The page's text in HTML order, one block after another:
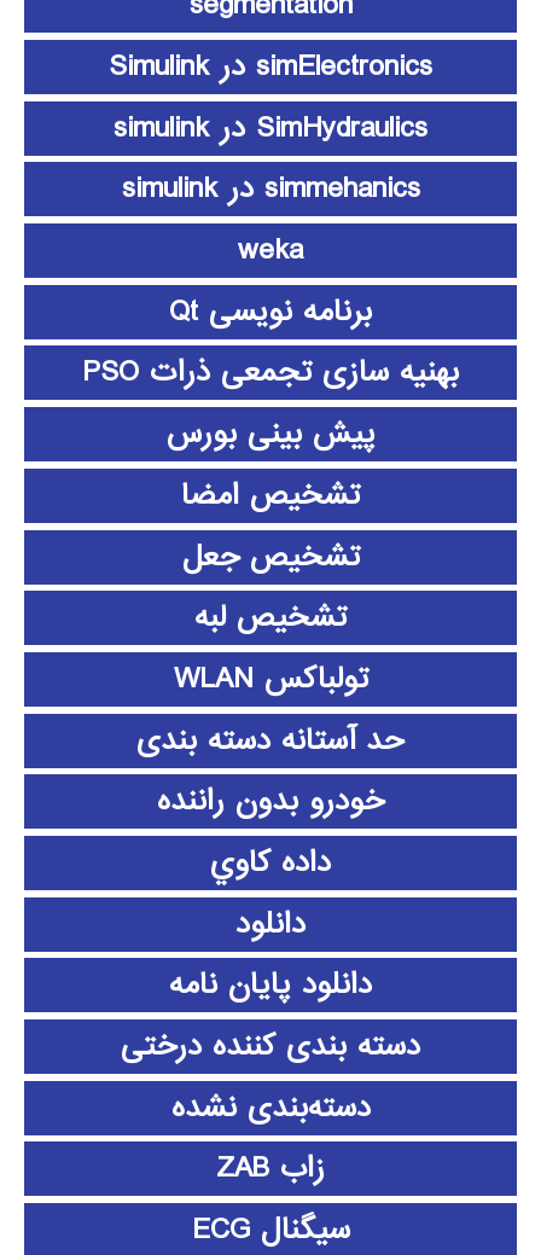
simElectronics در Simulink
SimHydraulics در simulink
simmehanics در simulink
weka
برنامه نویسی Qt
بهنیه سازی تجمعی ذرات PSO
پیش بینی بورس
تشخیص امضا
تشخیص جعل
تشخیص لبه
تولباکس WLAN
حد آستانه دسته بندی
خودرو بدون راننده
داده كاوي
دانلود
دانلود پايان نامه
دسته بندی کننده درختی
دسته‌بندی نشده
زاب ZAB
سیگنال ECG